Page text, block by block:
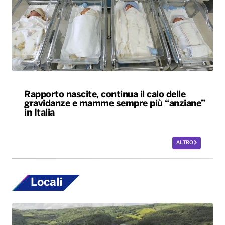
Rapporto nascite, continua il calo delle
gravidanze e mamme sempre più “anziane”
in Italia
ALTRO
Locali